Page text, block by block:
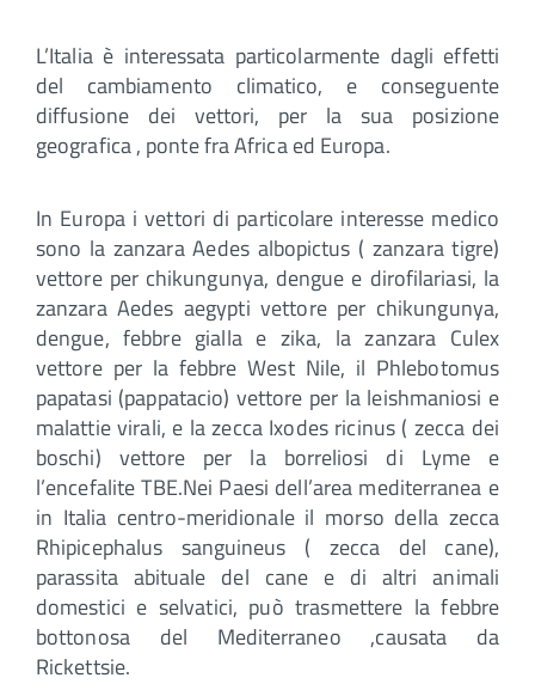
L’Italia è interessata particolarmente dagli effetti
del cambiamento climatico, e conseguente
diffusione dei vettori, per la sua posizione
geografica , ponte fra Africa ed Europa.
In Europa i vettori di particolare interesse medico
sono la zanzara Aedes albopictus ( zanzara tigre)
vettore per chikungunya, dengue e dirofilariasi, la
zanzara Aedes aegypti vettore per chikungunya,
dengue, febbre gialla e zika, la zanzara Culex
vettore per la febbre West Nile, il Phlebotomus
papatasi (pappatacio) vettore per la leishmaniosi e
malattie virali, e la zecca Ixodes ricinus ( zecca dei
boschi) vettore per la borreliosi di Lyme e
l’encefalite TBE.Nei Paesi dell’area mediterranea e
in Italia centro-meridionale il morso della zecca
Rhipicephalus sanguineus ( zecca del cane),
parassita abituale del cane e di altri animali
domestici e selvatici, può trasmettere la febbre
bottonosa del Mediterraneo ,causata da
Rickettsie.